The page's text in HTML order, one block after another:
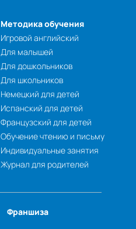
Методика обучения
Игровой английский
Для малышей
Для дошкольников
Для школьников
Немецкий для детей
Испанский для детей
Французский для детей
Обучение чтению и письму
Индивидуальные занятия
Журнал для родителей
Франшиза